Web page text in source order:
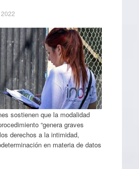
sostienen que la modalidad
“genera graves
derechos a la intimidad,
en materia de datos